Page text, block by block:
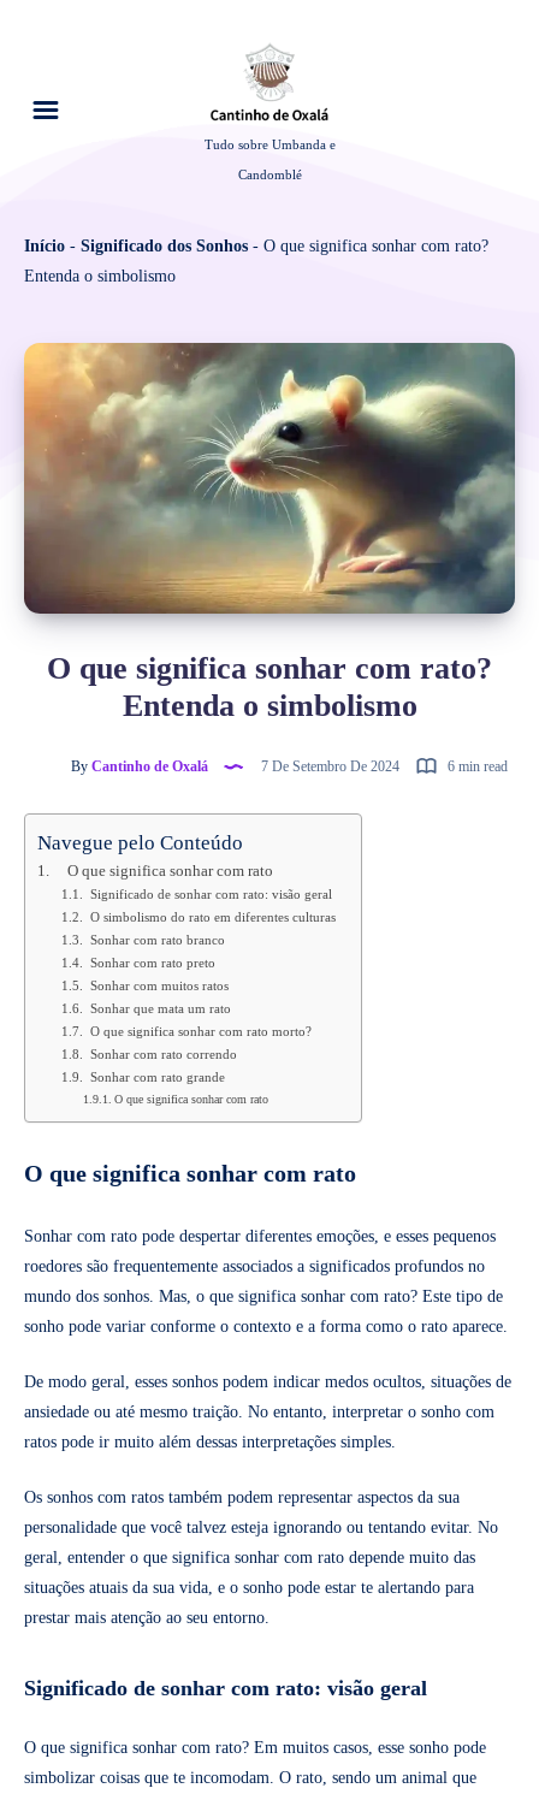
Tudo sobre Umbanda e
Candomblé
Início - Significado dos Sonhos - O que significa sonhar com rato?
Entenda o simbolismo
O que significa sonhar com rato?
Entenda o simbolismo
By Cantinho de Oxalá 7 De Setembro De 2024 6 min read
Navegue pelo Conteúdo
O que significa sonhar com rato
Significado de sonhar com rato: visão geral
O simbolismo do rato em diferentes culturas
Sonhar com rato branco
Sonhar com rato preto
Sonhar com muitos ratos
Sonhar que mata um rato
O que significa sonhar com rato morto?
Sonhar com rato correndo
Sonhar com rato grande
O que significa sonhar com rato
O que significa sonhar com rato
Sonhar com rato pode despertar diferentes emoções, e esses pequenos
roedores são frequentemente associados a significados profundos no
mundo dos sonhos. Mas, o que significa sonhar com rato? Este tipo de
sonho pode variar conforme o contexto e a forma como o rato aparece.
De modo geral, esses sonhos podem indicar medos ocultos, situações de
ansiedade ou até mesmo traição. No entanto, interpretar o sonho com
ratos pode ir muito além dessas interpretações simples.
Os sonhos com ratos também podem representar aspectos da sua
personalidade que você talvez esteja ignorando ou tentando evitar. No
geral, entender o que significa sonhar com rato depende muito das
situações atuais da sua vida, e o sonho pode estar te alertando para
prestar mais atenção ao seu entorno.
Significado de sonhar com rato: visão geral
O que significa sonhar com rato? Em muitos casos, esse sonho pode
simbolizar coisas que te incomodam. O rato, sendo um animal que